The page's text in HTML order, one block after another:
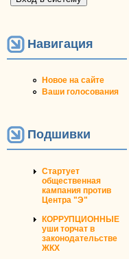
Навигация
Новое на сайте
Ваши голосования
Подшивки
Стартует
общественная
кампания против
Центра "Э"
КОРРУПЦИОННЫЕ
уши торчат в
законодательстве
ЖКХ